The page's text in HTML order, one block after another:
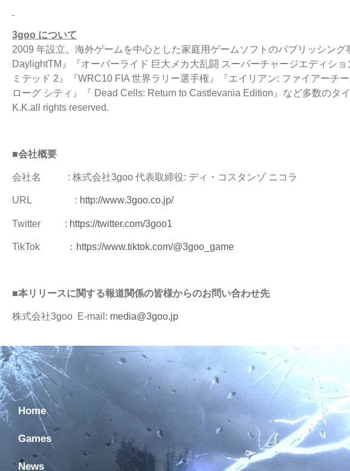
3goo について
2009 年設立。海外ゲームを中心とした家庭用ゲームソフトのパブリッシン
DaylightTM』『オーバーライド 巨大メカ大乱闘 スーパーチャージエディショ
ミテッド 2』『WRC10 FIA 世界ラリー選手権』『エイリアン: ファイアーチ
ローグ シティ』『 Dead Cells: Return to Castlevania Edition』など多数のタ
K.K.all rights reserved.
■会社概要
会社名 : 株式会社3goo 代表取締役: ディ・コスタンゾ ニコラ
URL : http://www.3goo.co.jp/
Twitter : https://twitter.com/3goo1
TikTok ： https://www.tiktok.com/@3goo_game
■本リリースに関する報道関係の皆様からのお問い合わせ先
株式会社3goo E-mail: media@3goo.jp
Home
Games
News